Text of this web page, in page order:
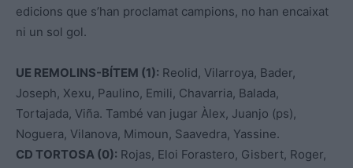
edicions que s’han proclamat campions, no han encaixat
ni un sol gol.
UE REMOLINS-BÍTEM (1): Reolid, Vilarroya, Bader,
Joseph, Xexu, Paulino, Emili, Chavarria, Balada,
Tortajada, Viña. També van jugar Àlex, Juanjo (ps),
Noguera, Vilanova, Mimoun, Saavedra, Yassine.
CD TORTOSA (0): Rojas, Eloi Forastero, Gisbert, Roger,